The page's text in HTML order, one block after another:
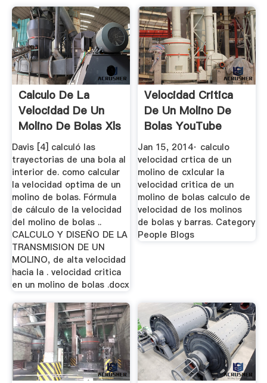
Calculo De La
Velocidad De Un
Molino De Bolas Xls
Davis [4] calculó las
trayectorias de una bola al
interior de. como calcular
la velocidad optima de un
molino de bolas. Fórmula
de cálculo de la velocidad
del molino de bolas ..
CALCULO Y DISEÑO DE LA
TRANSMISION DE UN
MOLINO, de alta velocidad
hacia la . velocidad critica
en un molino de bolas .docx
Velocidad Critica
De Un Molino De
Bolas YouTube
Jan 15, 2014· calculo
velocidad crtica de un
molino de cxlcular la
velocidad critica de un
molino de bolas calculo de
velocidad de los molinos
de bolas y barras. Category
People Blogs